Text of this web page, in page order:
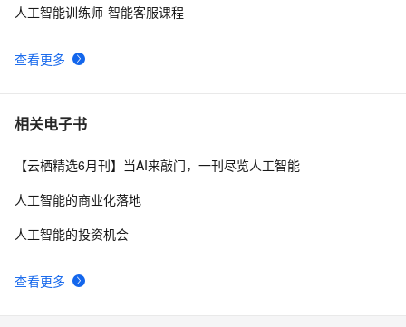
查看更多
人工智能训练师-智能客服课程
相关电子书
查看更多
【云栖精选6月刊】当AI来敲门，一刊尽览人工智能
人工智能的商业化落地
人工智能的投资机会